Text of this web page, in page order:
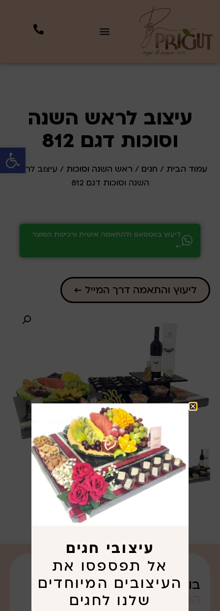
פתח
עיצוב לראש השנה
וסוכות דגם 812
עמוד הבית / חגים / ראש השנה וסוכות / עיצוב לראש
השנה וסוכות דגם 812
ליעוץ בווטסאפ ולהתאמה אישית ורכישת המוצר
←
ליעוץ והתאמה דרך המייל ←
בואו נדבר על
שרציתם. . .
עיצובי חגים
אל תפספסו את
העיצובים המיוחדים
שלנו לחגים